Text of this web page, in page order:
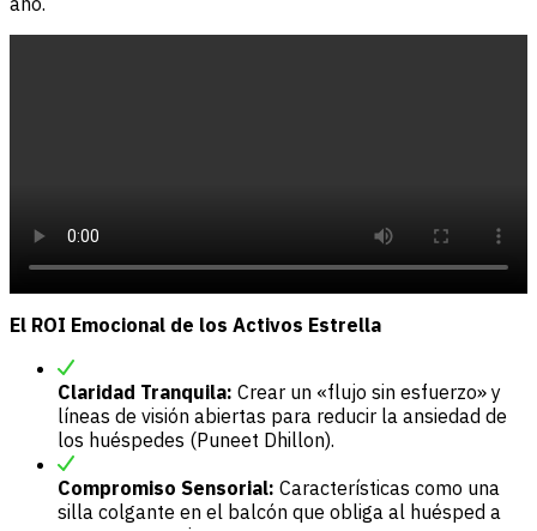
El ROI Emocional de los Activos Estrella
Claridad Tranquila: Crear un «flujo sin esfuerzo» y
líneas de visión abiertas para reducir la ansiedad de
los huéspedes (Puneet Dhillon).
Compromiso Sensorial: Características como una
silla colgante en el balcón que obliga al huésped a